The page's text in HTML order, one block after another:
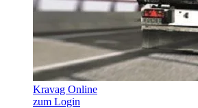
Kravag Online
zum Login